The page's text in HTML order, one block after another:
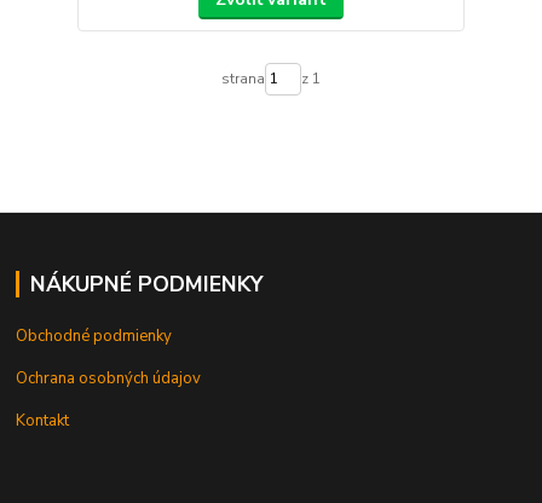
strana z 1
NÁKUPNÉ PODMIENKY
Obchodné podmienky
Ochrana osobných údajov
Kontakt